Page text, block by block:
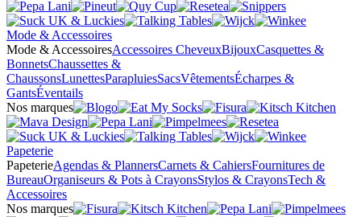
Mode & Accessoires
Mode & AccessoiresAccessoires CheveuxBijouxCasquettes &
BonnetsChaussettes &
ChaussonsLunettesParapluiesSacsVêtementsÉcharpes &
GantsÉventails
Nos marques
Papeterie
PapeterieAgendas & PlannersCarnets & CahiersFournitures de
BureauOrganiseurs & Pots à CrayonsStylos & CrayonsTech &
Accessoires
Nos marques